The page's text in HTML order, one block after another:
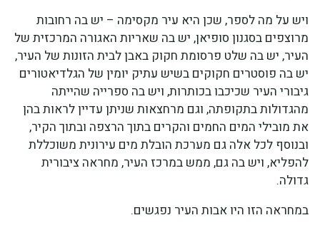
ויש על מה לספר, שכן היא עיר מקסימה – יש בה רחובות
מרוצפים בסגנון סופיאן, יש בה שאריות האגורה המרכזית של
העיר, יש בה שלט פרסומת חקוק באבן לבית הזונות של העיר,
יש בה פוסטרים חקוקים בשיש עתיק יומין של הגלדיאטורים
גיבורי העיר שכיכבו בכותרות, ויש בה ספרייה שהייתה
מהגדולות בתקופתה, וגם מרחצאות שניתן עדיין לראות בהן
את מובילי המים החמים והקרים בתוך הרצפה ובתוך הקיר,
ובנוסף לכל אלה גם מערכת הובלת מים עירונית משוכללת
להפליא, ויש בה גם, ממש במרכז העיר, מחראה ציבורית
גדולה.
במחראה הזו היו אבות העיר נפגשים.